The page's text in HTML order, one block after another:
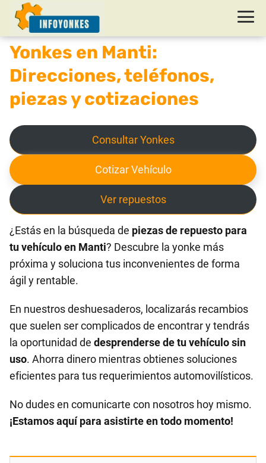
Yonkes en Manti:
Direcciones, teléfonos,
piezas y cotizaciones
Consultar Yonkes
Cotizar Vehículo
Ver repuestos
¿Estás en la búsqueda de piezas de repuesto para
tu vehículo en Manti? Descubre la yonke más
próxima y soluciona tus inconvenientes de forma
ágil y rentable.
En nuestros deshuesaderos, localizarás recambios
que suelen ser complicados de encontrar y tendrás
la oportunidad de desprenderse de tu vehículo sin
uso. Ahorra dinero mientras obtienes soluciones
eficientes para tus requerimientos automovilísticos.
No dudes en comunicarte con nosotros hoy mismo.
¡Estamos aquí para asistirte en todo momento!